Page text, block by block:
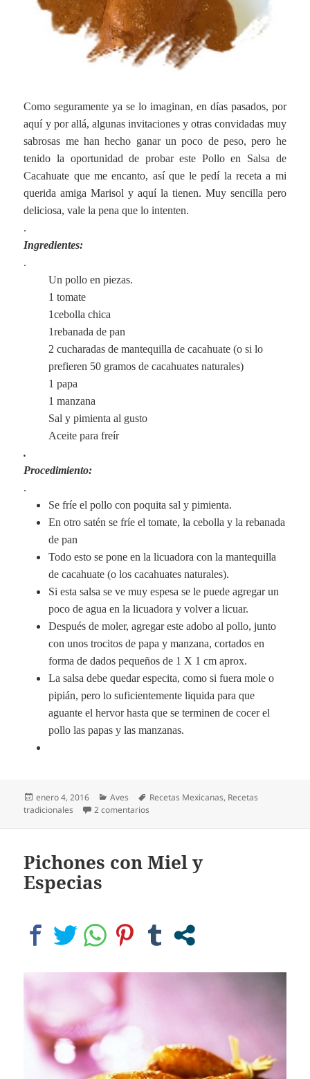
Como seguramente ya se lo imaginan, en días pasados, por
aquí y por allá, algunas invitaciones y otras convidadas muy
sabrosas me han hecho ganar un poco de peso, pero he
tenido la oportunidad de probar este Pollo en Salsa de
Cacahuate que me encanto, así que le pedí la receta a mi
querida amiga Marisol y aquí la tienen. Muy sencilla pero
deliciosa, vale la pena que lo intenten.
.
Ingredientes:
.
Un pollo en piezas.
1 tomate
1cebolla chica
1rebanada de pan
2 cucharadas de mantequilla de cacahuate (o si lo
prefieren 50 gramos de cacahuates naturales)
1 papa
1 manzana
Sal y pimienta al gusto
Aceite para freír
.
Procedimiento:
.
Se fríe el pollo con poquita sal y pimienta.
En otro satén se fríe el tomate, la cebolla y la rebanada
de pan
Todo esto se pone en la licuadora con la mantequilla
de cacahuate (o los cacahuates naturales).
Si esta salsa se ve muy espesa se le puede agregar un
poco de agua en la licuadora y volver a licuar.
Después de moler, agregar este adobo al pollo, junto
con unos trocitos de papa y manzana, cortados en
forma de dados pequeños de 1 X 1 cm aprox.
La salsa debe quedar especita, como si fuera mole o
pipián, pero lo suficientemente liquida para que
aguante el hervor hasta que se terminen de cocer el
pollo las papas y las manzanas.
Publicado
el
enero 4, 2016 Categorías
Aves Etiquetas
Recetas Mexicanas, Recetas
tradicionales
2 comentarios
Pichones con Miel y
Especias